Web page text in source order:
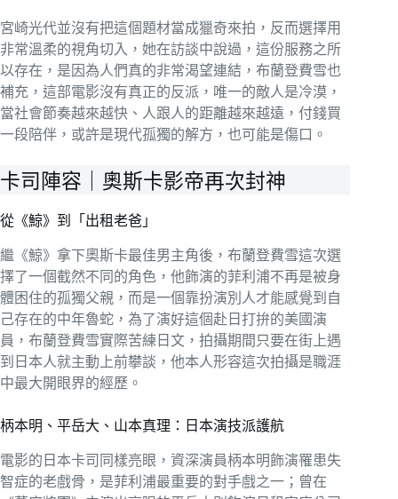
宮崎光代並沒有把這個題材當成獵奇來拍，反而選擇用
非常溫柔的視角切入，她在訪談中說過，這份服務之所
以存在，是因為人們真的非常渴望連結，布蘭登費雪也
補充，這部電影沒有真正的反派，唯一的敵人是冷漠，
當社會節奏越來越快、人跟人的距離越來越遠，付錢買
一段陪伴，或許是現代孤獨的解方，也可能是傷口。
卡司陣容｜奧斯卡影帝再次封神
從《鯨》到「出租老爸」
繼《鯨》拿下奧斯卡最佳男主角後，布蘭登費雪這次選
擇了一個截然不同的角色，他飾演的菲利浦不再是被身
體困住的孤獨父親，而是一個靠扮演別人才能感覺到自
己存在的中年魯蛇，為了演好這個赴日打拚的美國演
員，布蘭登費雪實際苦練日文，拍攝期間只要在街上遇
到日本人就主動上前攀談，他本人形容這次拍攝是職涯
中最大開眼界的經歷。
柄本明、平岳大、山本真理：日本演技派護航
電影的日本卡司同樣亮眼，資深演員柄本明飾演罹患失
智症的老戲骨，是菲利浦最重要的對手戲之一；曾在